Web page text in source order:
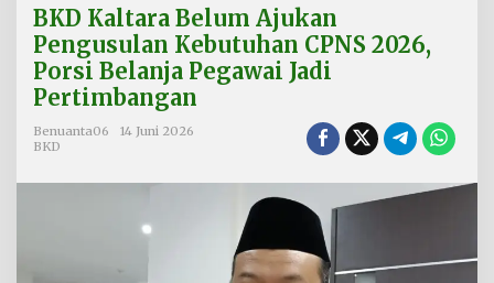
K
a
l
t
a
r
a
l
BKD Kaltara Belum Ajukan
Pengusulan Kebutuhan CPNS 2026,
Porsi Belanja Pegawai Jadi
Pertimbangan
Benuanta06
14 Juni 2026
BKD